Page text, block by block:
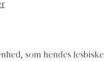
som hendes lesbiske